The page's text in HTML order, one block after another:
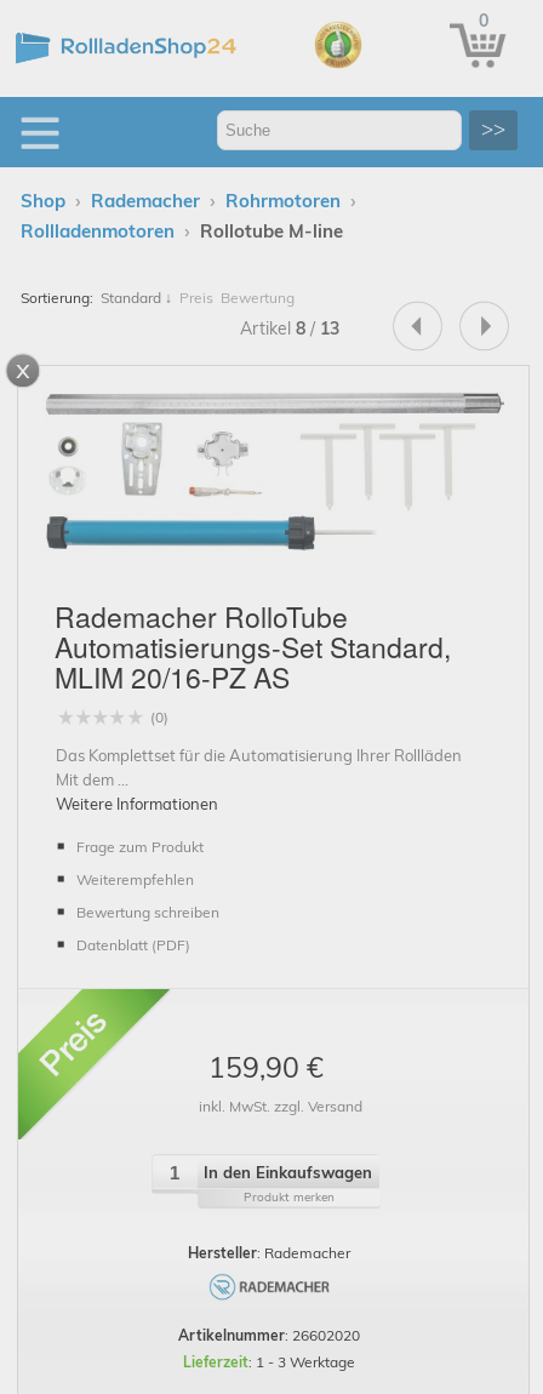
0
>>
Schließen
Shop › Rademacher › Rohrmotoren ›
Rollladenmotoren › Rollotube M-line
Sortierung: Standard ↓ Preis Bewertung
Artikel 8 / 13
Rademacher RolloTube
Automatisierungs-Set Standard,
MLIM 20/16-PZ AS
(0)
Das Komplettset für die Automatisierung Ihrer Rollläden
Mit dem ...
Weitere Informationen
Frage zum Produkt
Weiterempfehlen
Bewertung schreiben
Datenblatt (PDF)
159,90 €
inkl. MwSt. zzgl. Versand
In den Einkaufswagen
Produkt merken
Hersteller: Rademacher
Artikelnummer: 26602020
Lieferzeit: 1 - 3 Werktage
x